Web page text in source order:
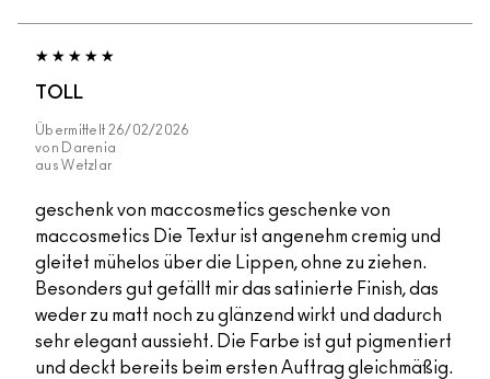
TOLL
Übermittelt 26/02/2026
von
Darenia
aus Wetzlar
geschenk von maccosmetics geschenke von
maccosmetics Die Textur ist angenehm cremig und
gleitet mühelos über die Lippen, ohne zu ziehen.
Besonders gut gefällt mir das satinierte Finish, das
weder zu matt noch zu glänzend wirkt und dadurch
sehr elegant aussieht. Die Farbe ist gut pigmentiert
und deckt bereits beim ersten Auftrag gleichmäßig.